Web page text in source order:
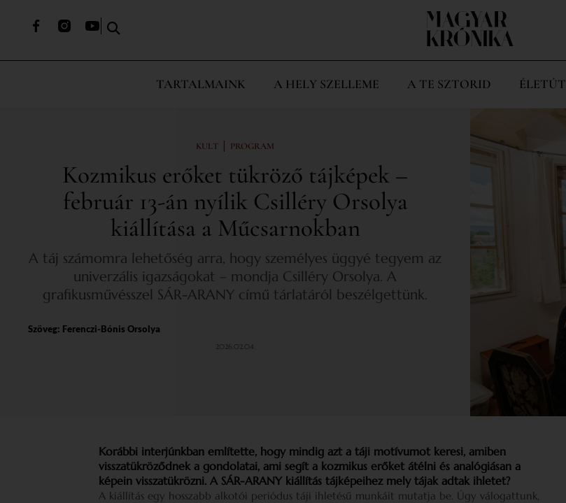
TARTALMAINK A HELY SZELLEME A TE SZTORID ÉLETÚT
KULT | PROGRAM
Kozmikus erőket tükröző tájképek –
február 13-án nyílik Csilléry Orsolya
kiállítása a Műcsarnokban
A táj számomra lehetőség arra, hogy személyes üggyé tegyem az
univerzális igazságokat – mondja Csilléry Orsolya. A
grafikusművésszel SÁR-ARANY című tárlatáról beszélgettünk.
Szöveg: Ferenczi-Bónis Orsolya
2026.02.04.
Korábbi interjúnkban említette, hogy mindig azt a táji motívumot keresi, amiben
visszatükröződnek a gondolatai, ami segít a kozmikus erőket átélni és analógiásan a
képein visszatükrözni. A SÁR-ARANY kiállítás tájképeihez mely tájak adtak ihletet?
A kiállítás egy hosszabb alkotói periódus táji ihletésű munkáit mutatja be. Úgy válogattunk,